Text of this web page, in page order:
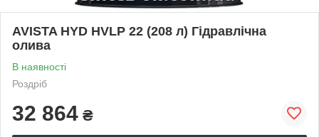
AVISTA HYD HVLP 22 (208 л) Гідравлічна
олива
В наявності
Роздріб
32 864 ₴